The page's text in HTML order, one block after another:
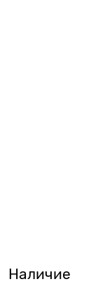
Наличие